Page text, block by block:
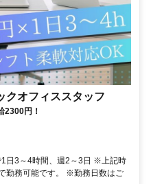
クオフィススタッフ
2300円！
日3～4時間、週2～3日 ※上記時
勤務可能です。 ※勤務日数はご